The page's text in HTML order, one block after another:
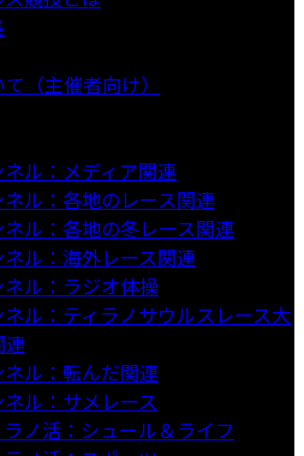
（主催者向け）
ル：メディア関連
ル：各地のレース関連
ル：各地の冬レース関連
ル：海外レース関連
ル：ラジオ体操
ル：ティラノサウルスレース大
連
ル：転んだ関連
ル：サメレース
ノ活：シュール＆ライフ